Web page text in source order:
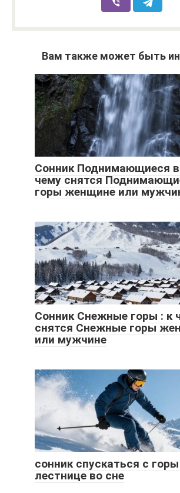
Вам также может быть
Сонник Поднимающиеся
чему снятся
горы женщине или
Сонник Снежные горы : к
снятся Снежные горы
или мужчине
сонник спускаться с
лестнице во сне